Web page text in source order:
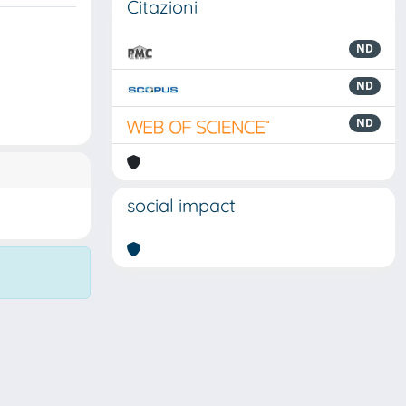
Citazioni
ND
ND
ND
social impact